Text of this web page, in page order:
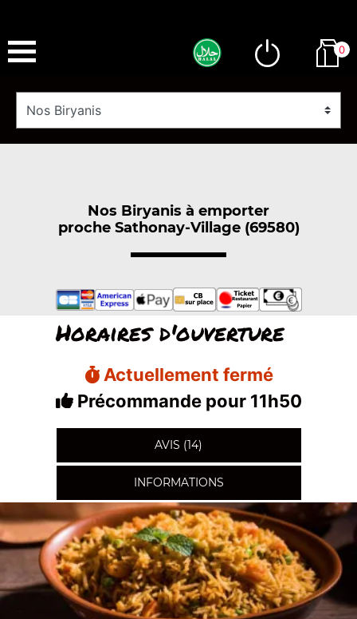
0
Nos Biryanis à emporter
proche Sathonay-Village (69580)
Horaires d'ouverture
Actuellement fermé
Précommande pour 11h50
AVIS (14)
INFORMATIONS